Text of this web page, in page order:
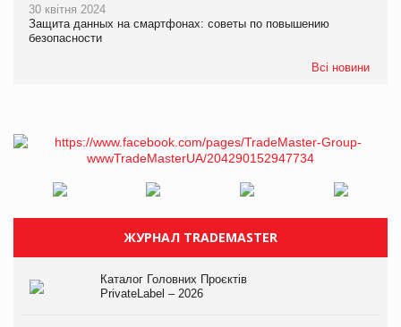
30 квітня 2024
Защита данных на смартфонах: советы по повышению
безопасности
Всі новини
ЖУРНАЛ TRADEMASTER
Каталог Головних Проєктів
PrivateLabel – 2026